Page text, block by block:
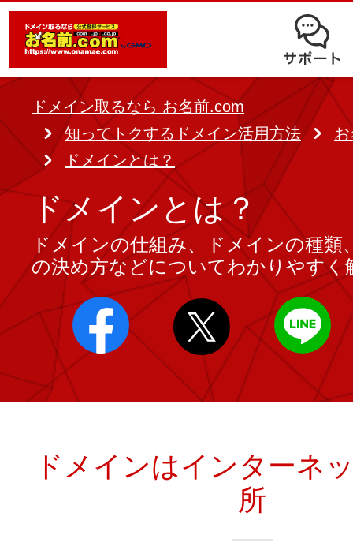
ドメインの期限を更新する
ドメイン更新
ドメイン更新とは
登録者情報変更/ドメインの譲
登録情報変更
中古ドメインオークション
バックオーダー
.jpドメインバックオーダー
.com/.netドメインバックオ
コラム
中古ドメインのSEO効果は？
使いやすさと高機能の両立を実現
独自ドメイン＋サーバーが初期費用
SSLも無料でコストパフォーマンス
レンタルサーバー
AIホームページパック
必要なのはアイディアだけ！ 専門
も、AIにまかせてホームページを簡
ことが可能です。
WordPressテーマShop
ドメインオプション
ドメイン登録者宛のメール転送も可
Whois情報公開代行
お持ちのドメインを売るなら
ドメイン売買サービス
レンタルDNS/セカンダリDNS
DNS管理サービス
不要になったドメインを安全・簡単
サポート
サービスに関するご不明点を
よくある質問
ヘルプ
契約管理画面（お名前.com Navi）の
お名前.com Naviご利用ガイ
設定ガイド一覧
ドメイン取るなら お名前.com
知ってトクするドメイン活用方法
ドメインとは？
ドメインとは？
ドメインの仕組み、ドメインの種類
の決め方などについてわかりやすく
ドメインはインターネ
所